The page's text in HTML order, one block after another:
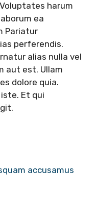
harum
ea
Pariatur
perferendis.
alias nulla vel
aut est. Ullam
dolore quia.
Et qui
accusamus